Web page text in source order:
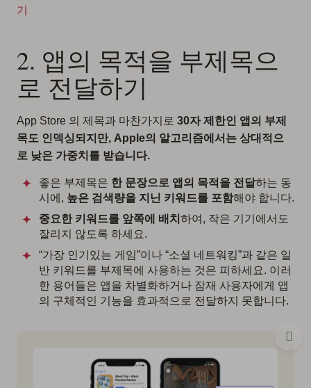
기
2. 앱의 목적을 부제목으
로 전달하기
App Store 의 제목과 마찬가지로 30자 제한인 앱의 부제
목도 인덱싱되지만, Apple의 알고리즘에서는 상대적으
로 낮은 가중치를 받습니다.
좋은 부제목은 한 문장으로 앱의 목적을 전달하는 동
시에, 높은 검색량을 지닌 키워드를 포함해야 합니다.
중요한 키워드를 앞쪽에 배치 하여, 작은 기기에서도
잘리지 않도록 하세요.
“가장 인기있는 게임”이나 “소셜 네트워킹”과 같은 일
반 키워드를 부제목에 사용하는 것은 피하세요. 이러
한 용어들은 앱을 차별화하거나 잠재 사용자에게 앱
의 구체적인 기능을 효과적으로 전달하지 못합니다.